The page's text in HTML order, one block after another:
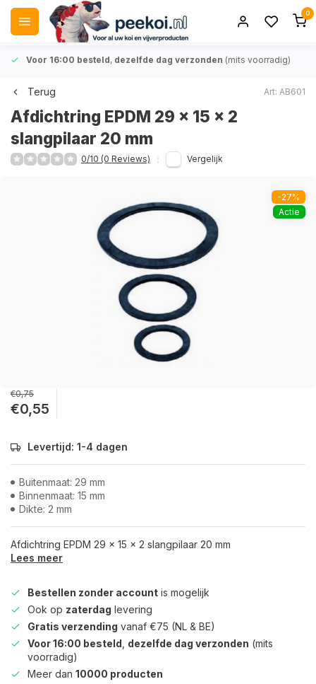
0
Voor 16:00 besteld, dezelfde dag verzonden (mits voorradig)
Terug Art: AB601
Afdichtring EPDM 29 x 15 x 2
slangpilaar 20 mm
0/10 (0 Reviews) Vergelijk
-27%
Actie
€0,75
€0,55
Levertijd: 1-4 dagen
Buitenmaat: 29 mm
Binnenmaat: 15 mm
Dikte: 2 mm
Afdichtring EPDM 29 x 15 x 2 slangpilaar 20 mm
Lees meer
Bestellen zonder account is mogelijk
Ook op zaterdag levering
Gratis verzending vanaf €75 (NL & BE)
Voor 16:00 besteld dezelfde dag verzonden (mits
voorradig)
Meer dan 10000 producten